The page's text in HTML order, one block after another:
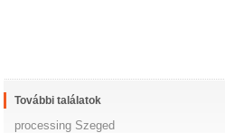
További találatok
processing Szeged